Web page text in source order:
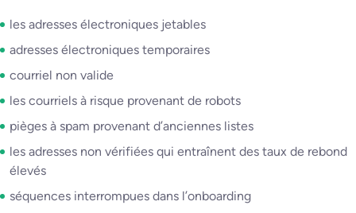
les adresses électroniques jetables
adresses électroniques temporaires
courriel non valide
les courriels à risque provenant de robots
pièges à spam provenant d’anciennes listes
les adresses non vérifiées qui entraînent des taux de rebond
élevés
séquences interrompues dans l’onboarding